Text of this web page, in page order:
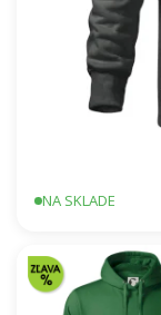
NA SKLADE